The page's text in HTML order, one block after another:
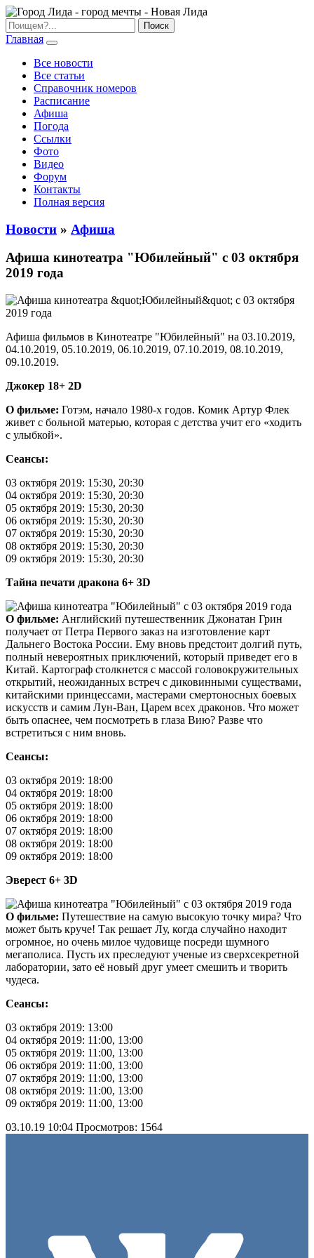
Главная
Все новости
Все статьи
Справочник номеров
Расписание
Афиша
Погода
Ссылки
Фото
Видео
Форум
Контакты
Полная версия
Новости » Афиша
Афиша кинотеатра "Юбилейный" c 03 октября
2019 года
Афиша фильмов в Кинотеатре "Юбилейный" на 03.10.2019,
04.10.2019, 05.10.2019, 06.10.2019, 07.10.2019, 08.10.2019,
09.10.2019.
Джокер 18+ 2D
О фильме: Готэм, начало 1980-х годов. Комик Артур Флек
живет с больной матерью, которая с детства учит его «ходить
с улыбкой».
Сеансы:
03 октября 2019: 15:30, 20:30
04 октября 2019: 15:30, 20:30
05 октября 2019: 15:30, 20:30
06 октября 2019: 15:30, 20:30
07 октября 2019: 15:30, 20:30
08 октября 2019: 15:30, 20:30
09 октября 2019: 15:30, 20:30
Тайна печати дракона 6+ 3D
О фильме: Английский путешественник Джонатан Грин
получает от Петра Первого заказ на изготовление карт
Дальнего Востока России. Ему вновь предстоит долгий путь,
полный невероятных приключений, который приведет его в
Китай. Картограф столкнется с массой головокружительных
открытий, неожиданных встреч с диковинными существами,
китайскими принцессами, мастерами смертоносных боевых
искусств и самим Лун-Ван, Царем всех драконов. Что может
быть опаснее, чем посмотреть в глаза Вию? Разве что
встретиться с ним вновь.
Сеансы:
03 октября 2019: 18:00
04 октября 2019: 18:00
05 октября 2019: 18:00
06 октября 2019: 18:00
07 октября 2019: 18:00
08 октября 2019: 18:00
09 октября 2019: 18:00
Эверест 6+ 3D
О фильме: Путешествие на самую высокую точку мира? Что
может быть круче! Так решает Лу, когда случайно находит
огромное, но очень милое чудовище посреди шумного
мегаполиса. Пусть их преследуют ученые из сверхсекретной
лаборатории, зато её новый друг умеет смешить и творить
чудеса.
Сеансы:
03 октября 2019: 13:00
04 октября 2019: 11:00, 13:00
05 октября 2019: 11:00, 13:00
06 октября 2019: 11:00, 13:00
07 октября 2019: 11:00, 13:00
08 октября 2019: 11:00, 13:00
09 октября 2019: 11:00, 13:00
03.10.19 10:04 Просмотров: 1564